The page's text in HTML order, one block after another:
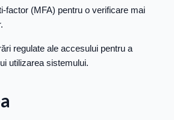
factor (MFA) pentru o verificare mai
regulate ale accesului pentru a
utilizarea sistemului.